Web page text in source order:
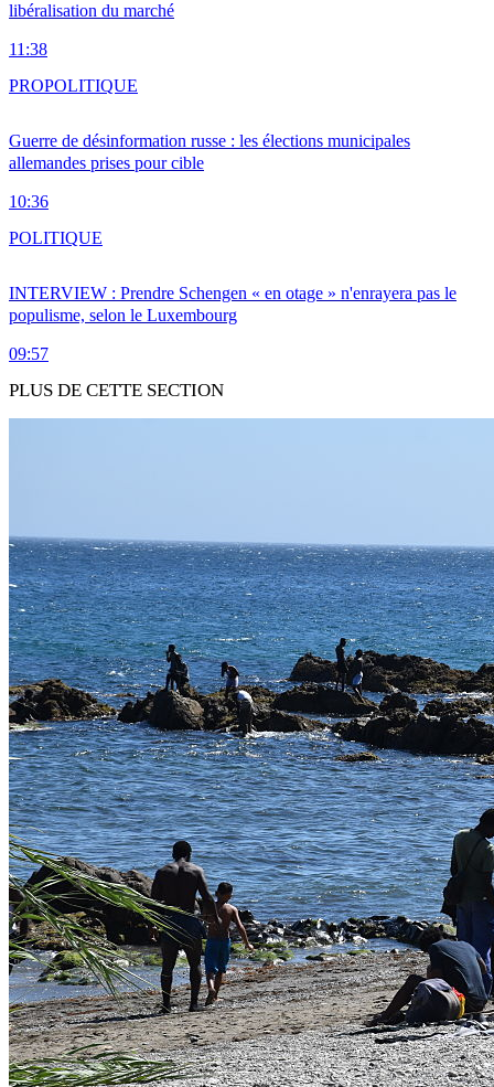
libéralisation du marché
11:38
Guerre de désinformation russe : les élections municipales
allemandes prises pour cible
10:36
PROPOLITIQUE
INTERVIEW : Prendre Schengen « en otage » n'enrayera pas le
populisme, selon le Luxembourg
09:57
POLITIQUE
PLUS DE CETTE SECTION